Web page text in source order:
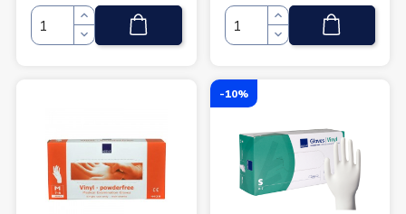
Quantité Quantité
-10%